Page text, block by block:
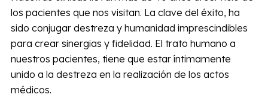
los pacientes que nos visitan. La clave del éxito, ha
sido conjugar destreza y humanidad imprescindibles
para crear sinergias y fidelidad. El trato humano a
nuestros pacientes, tiene que estar íntimamente
unido a la destreza en la realización de los actos
médicos.